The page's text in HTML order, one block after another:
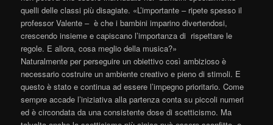
quelli delle classi più disagiate. «L’importante – ripete spesso il
professor Valente – è che i bambini imparino divertendosi,
crescendo insieme e capiscano l’importanza di rispettare le
regole. E allora, cosa meglio della musica?»
Naturalmente per perseguire un obiettivo così ambizioso è
necessario costruire un ambiente creativo e pieno di stimoli. E
questo è stato e continua ad essere l’impegno prioritario. Come
sempre accade l’iniziativa alla partenza conta su piccoli numeri
ed è circondata da una consistente dose di scetticismo. Ma